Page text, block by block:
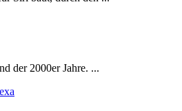
der 2000er Jahre. ...